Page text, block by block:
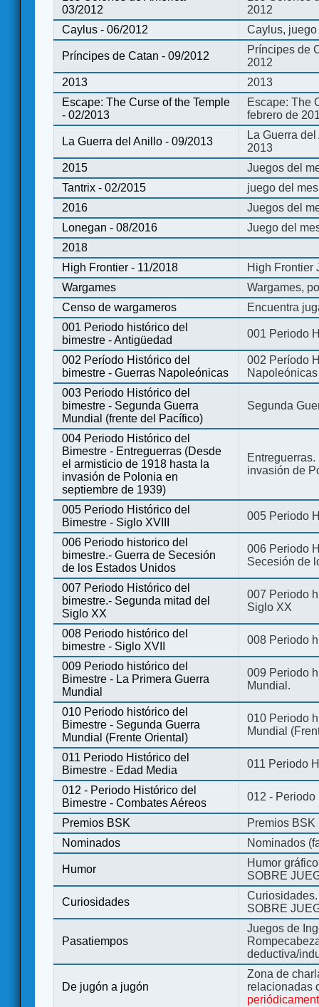
03/2012
2012
Caylus - 06/2012
Caylus,
Príncipes de Catan - 09/2012
Príncipes de
2012
2013
2013
Escape: The Curse of the Temple
- 02/2013
Escape: The
febrero de
La Guerra del Anillo - 09/2013
La Guerra
2013
2015
Juegos del
Tantrix - 02/2015
juego del
2016
Juegos del
Lonegan - 08/2016
Juego del
2018
High Frontier - 11/2018
High Frontier
Wargames
Wargames,
Censo de wargameros
Encuentra
001 Periodo histórico del
bimestre - Antigüedad
001 Periodo
002 Período Histórico del
bimestre - Guerras Napoleónicas
002 Período
Napoleónicas
003 Periodo Histórico del
bimestre - Segunda Guerra
Mundial (frente del Pacífico)
Segunda
004 Periodo Histórico del
Bimestre - Entreguerras (Desde
el armisticio de 1918 hasta la
invasión de Polonia en
septiembre de 1939)
invasión de
005 Periodo Histórico del
Bimestre - Siglo XVIII
005 Periodo
006 Periodo historico del
bimestre.- Guerra de Secesión
de los Estados Unidos
006 Periodo
Secesión de
007 Periodo Histórico del
bimestre.- Segunda mitad del
Siglo XX
007 Periodo
Siglo XX
008 Periodo histórico del
bimestre - Siglo XVII
008 Periodo
009 Periodo histórico del
Bimestre - La Primera Guerra
Mundial
009 Periodo
Mundial.
010 Periodo histórico del
Bimestre - Segunda Guerra
Mundial (Frente Oriental)
010 Periodo
Mundial
011 Periodo Histórico del
Bimestre - Edad Media
011 Periodo
012 - Periodo Histórico del
Bimestre - Combates Aéreos
012 - Periodo
Premios BSK
Premios BSK
Nominados
Nominados
Humor
Humor
SOBRE
Curiosidades
SOBRE
Pasatiempos
Juegos de
deductiva/
De jugón a jugón
Zona de
relacionadas